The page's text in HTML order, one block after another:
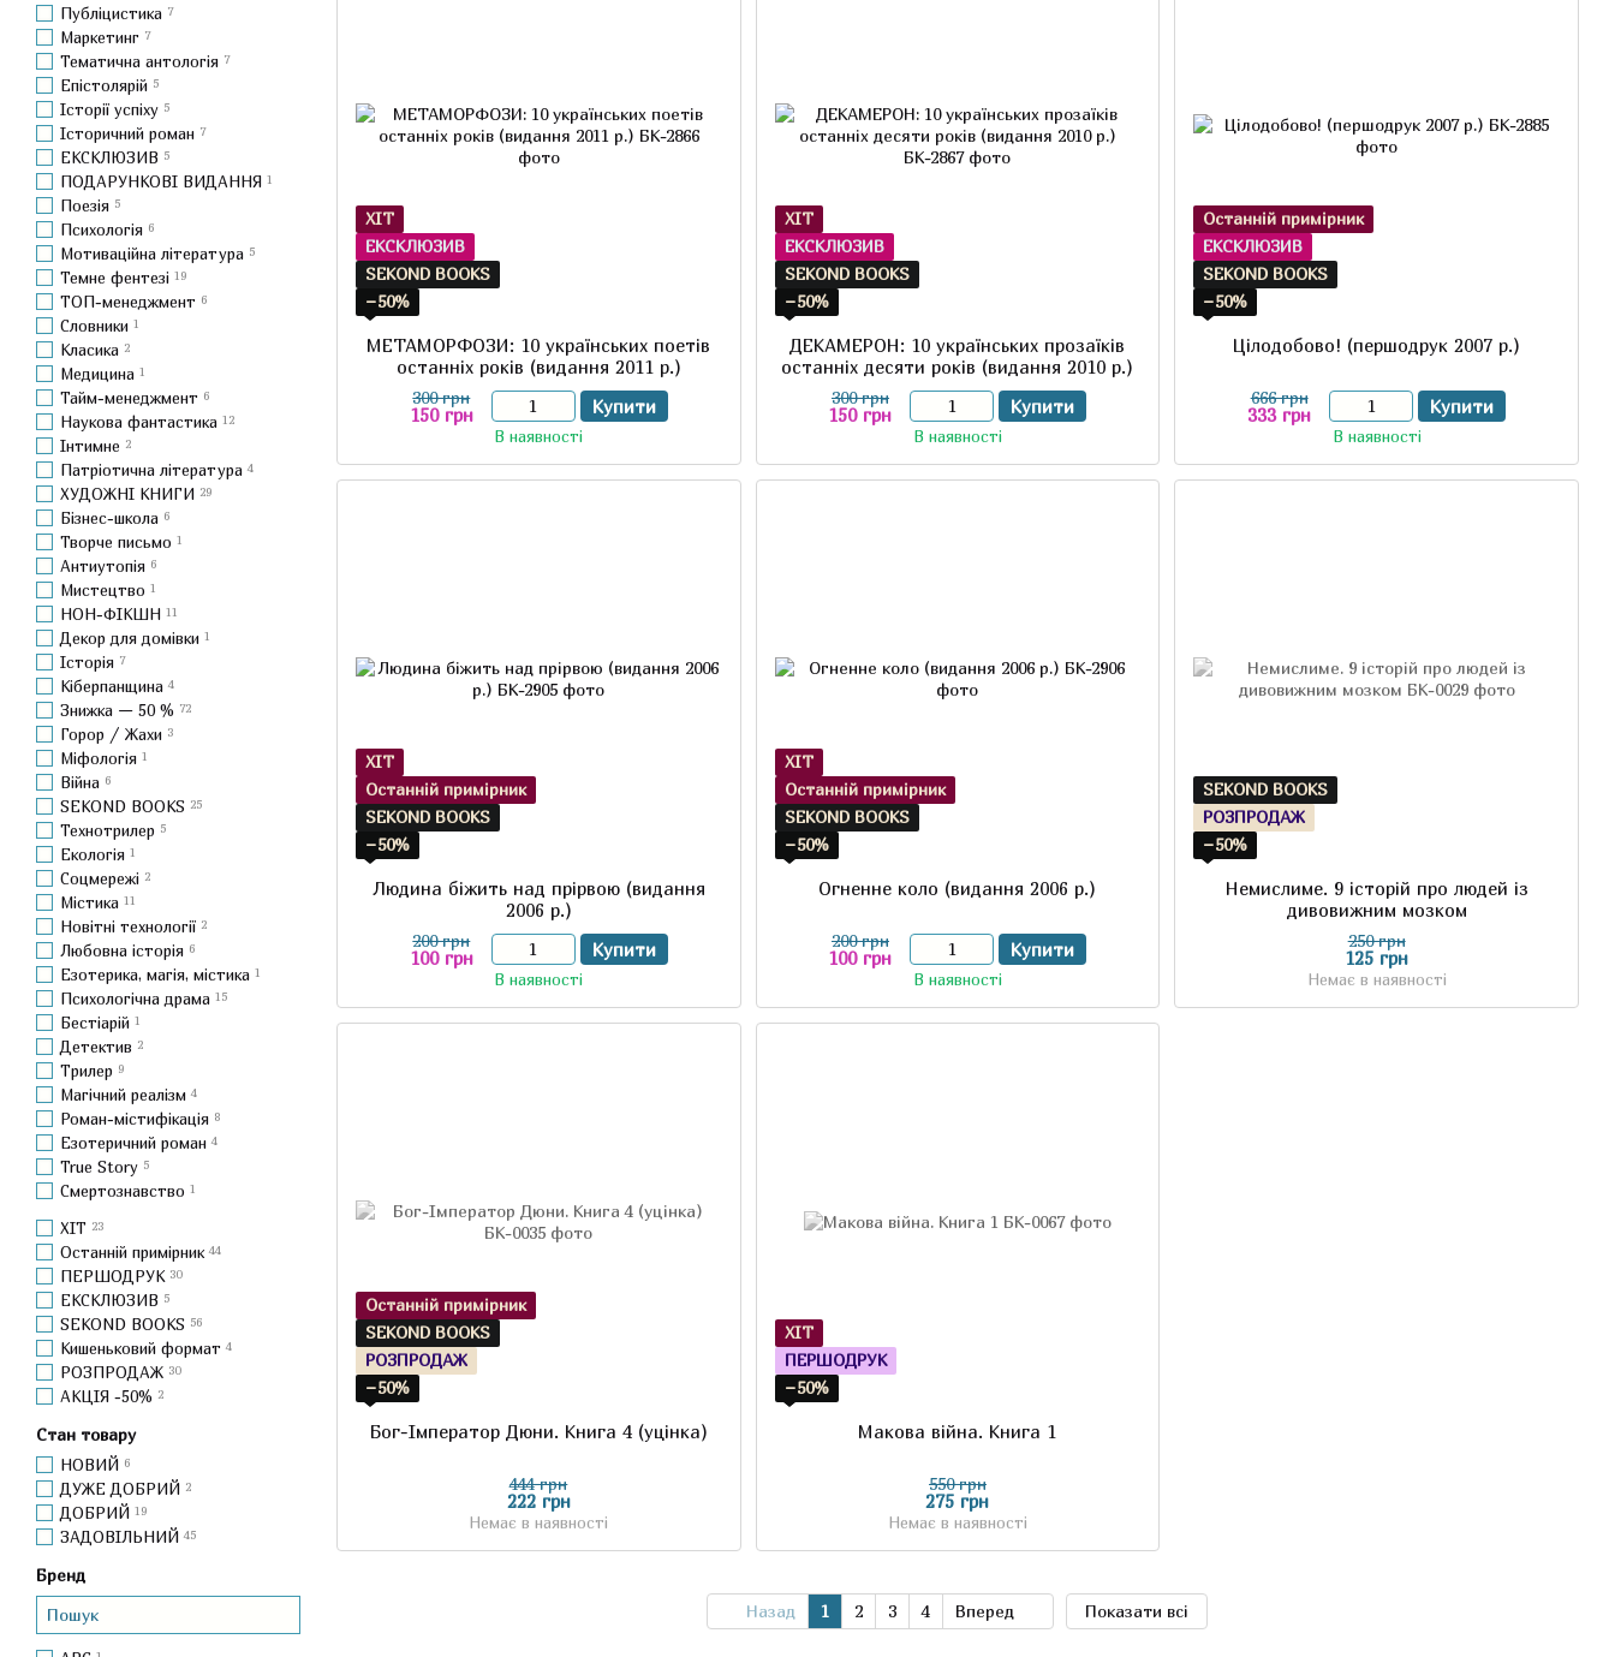
ХІТ
ЕКСКЛЮЗИВ
SEKOND BOOKS
−50%
МЕТАМОРФОЗИ: 10 українських поетів
останніх років (видання 2011 р.)
300 грн
150 грн Купити
В наявності
ХІТ
ЕКСКЛЮЗИВ
SEKOND BOOKS
−50%
ДЕКАМЕРОН: 10 українських прозаїків
останніх десяти років (видання 2010 р.)
300 грн
150 грн Купити
В наявності
Останній примірник
ЕКСКЛЮЗИВ
SEKOND BOOKS
−50%
Цілодобово! (першодрук 2007 р.)
666 грн
333 грн Купити
В наявності
ХІТ
Останній примірник
SEKOND BOOKS
−50%
Людина біжить над прірвою (видання
2006 р.)
200 грн
100 грн Купити
В наявності
ХІТ
Останній примірник
SEKOND BOOKS
−50%
Огненне коло (видання 2006 р.)
200 грн
100 грн Купити
В наявності
SEKOND BOOKS
РОЗПРОДАЖ
−50%
Немислиме. 9 історій про людей із
дивовижним мозком
250 грн
125 грн
Немає в наявності
Останній примірник
SEKOND BOOKS
РОЗПРОДАЖ
−50%
Бог-Імператор Дюни. Книга 4 (уцінка)
444 грн
222 грн
Немає в наявності
ХІТ
ПЕРШОДРУК
−50%
Макова війна. Книга 1
550 грн
275 грн
Немає в наявності
Назад 1 2 3 4 Вперед Показати всі
Публіцистика 7
Маркетинг 7
Тематична антологія 7
Епістолярій 5
Історії успіху 5
Історичний роман 7
ЕКСКЛЮЗИВ 5
ПОДАРУНКОВІ ВИДАННЯ 1
Поезія 5
Психологія 6
Мотиваційна література 5
Темне фентезі 19
ТОП-менеджмент 6
Словники 1
Класика 2
Медицина 1
Тайм-менеджмент 6
Наукова фантастика 12
Інтимне 2
Патріотична література 4
ХУДОЖНІ КНИГИ 29
Бізнес-школа 6
Творче письмо 1
Антиутопія 6
Мистецтво 1
НОН-ФІКШН 11
Декор для домівки 1
Історія 7
Кіберпанщина 4
Знижка — 50 % 72
Горор / Жахи 3
Міфологія 1
Війна 6
SEKOND BOOKS 25
Технотрилер 5
Екологія 1
Соцмережі 2
Містика 11
Новітні технології 2
Любовна історія 6
Езотерика, магія, містика 1
Психологічна драма 15
Бестіарій 1
Детектив 2
Трилер 9
Магічний реалізм 4
Роман-містифікація 8
Езотеричний роман 4
True Story 5
Смертознавство 1
ХІТ 23
Останній примірник 44
ПЕРШОДРУК 30
ЕКСКЛЮЗИВ 5
SEKOND BOOKS 56
Кишеньковий формат 4
РОЗПРОДАЖ 30
АКЦІЯ -50% 2
Стан товару
НОВИЙ 6
ДУЖЕ ДОБРИЙ 2
ДОБРИЙ 19
ЗАДОВІЛЬНИЙ 45
Бренд